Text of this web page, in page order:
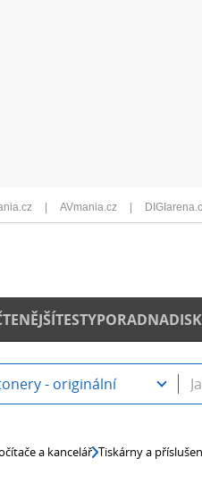
AVmania.cz
TESTYPORADNA
- originální
a kancelář Tiskárny a